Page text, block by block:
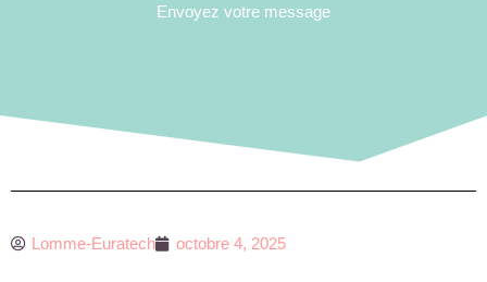
Envoyez votre message
Lomme-Euratech octobre 4, 2025